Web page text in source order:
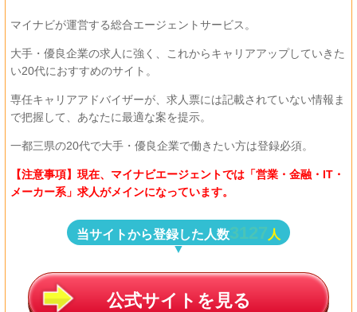
マイナビが運営する総合エージェントサービス。
大手・優良企業の求人に強く、これからキャリアアップしていきた
い20代におすすめのサイト。
専任キャリアアドバイザーが、求人票には記載されていない情報ま
で把握して、あなたに最適な案を提示。
一都三県の20代で大手・優良企業で働きたい方は登録必須。
【注意事項】 現在、マイナビエージェントでは「営業・金融・IT・
メーカー系」求人がメインになっています。
当サイトから登録した人数3127 人
公式サイトを見る